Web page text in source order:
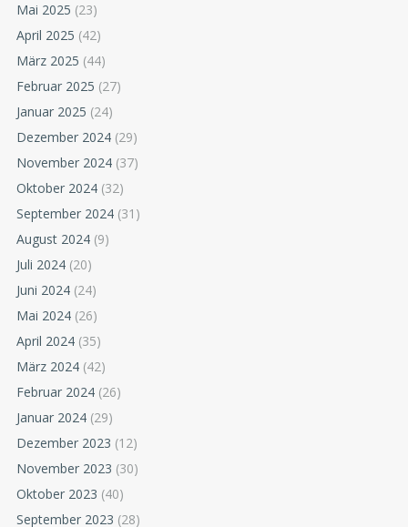
Mai 2025 (23)
April 2025 (42)
März 2025 (44)
Februar 2025 (27)
Januar 2025 (24)
Dezember 2024 (29)
November 2024 (37)
Oktober 2024 (32)
September 2024 (31)
August 2024 (9)
Juli 2024 (20)
Juni 2024 (24)
Mai 2024 (26)
April 2024 (35)
März 2024 (42)
Februar 2024 (26)
Januar 2024 (29)
Dezember 2023 (12)
November 2023 (30)
Oktober 2023 (40)
September 2023 (28)